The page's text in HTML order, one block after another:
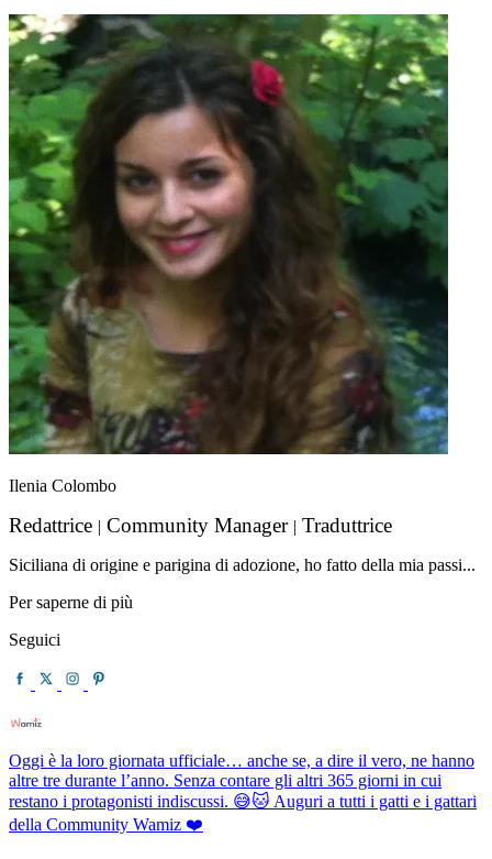
Ilenia Colombo
Redattrice | Community Manager | Traduttrice
Siciliana di origine e parigina di adozione, ho fatto della mia passi...
Per saperne di più
Seguici
Oggi è la loro giornata ufficiale… anche se, a dire il vero, ne hanno
altre tre durante l’anno. Senza contare gli altri 365 giorni in cui
restano i protagonisti indiscussi. 😅🐱 Auguri a tutti i gatti e i gattari
della Community Wamiz ❤️